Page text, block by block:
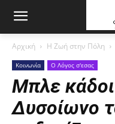
Αρχική Η Ζωή στην Πόλη
Κοινωνία Ο Λόγος σ'εσας
Μπλε
Δυσοίωνο